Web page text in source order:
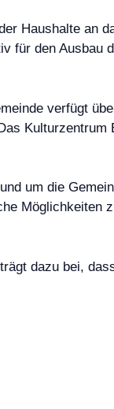
Haushalte an
für den Ausbau
verfügt
Kulturzentrum
um die
Möglichkeiten
dazu bei,